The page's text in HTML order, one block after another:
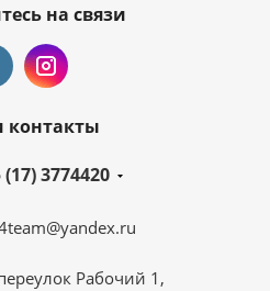
на связи
(17) 3774420
Рабочий 1,